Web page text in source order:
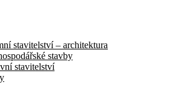
stavitelství – architektura
stavby
stavitelství